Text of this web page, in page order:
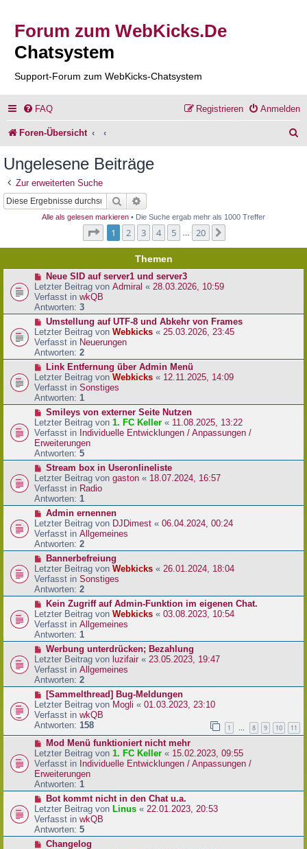
Forum zum WebKicks.De
Chatsystem
Support-Forum zum WebKicks-Chatsystem
FAQ Anmelden
Registrieren
Foren-Übersicht
Ungelesene Beiträge
Zur erweiterten Suche
Suche
Alle als gelesen markieren • Die Suche ergab mehr als 1000 Treffer
Seite von
1 2 3 4 5 20
Themen
N
e
u
e
r
B
e
i
t
a
g
Neue SID auf server1 und server3
Letzter Beitrag von Admiral « 28.03.2026, 10:59
Verfasst in wkQB
Antworten: 3
N
e
u
e
r
B
e
i
t
a
g
Umstellung auf UTF-8 und Abkehr von Frames
Letzter Beitrag von Webkicks « 25.03.2026, 23:45
Verfasst in Neuerungen
Antworten: 2
N
e
u
e
r
B
e
i
t
r
a
g
Link Entfernung über Admin Menü
Letzter Beitrag von Webkicks « 12.11.2025, 14:09
Verfasst in Sonstiges
Antworten: 1
N
e
u
e
r
B
e
i
t
r
a
g
Smileys von externer Seite Nutzen
Letzter Beitrag von 1. FC Keller « 11.08.2025, 13:22
Verfasst in Individuelle Entwicklungen / Anpassungen /
Erweiterungen
Antworten: 5
N
e
u
e
r
B
e
i
t
a
g
Stream box in Useronlineliste
Letzter Beitrag von gaston « 18.07.2024, 16:57
Verfasst in Radio
Antworten: 1
N
e
u
e
r
B
e
i
t
a
g
Admin ernennen
Letzter Beitrag von DJDimest « 06.04.2024, 00:24
Verfasst in Allgemeines
Antworten: 2
N
e
u
e
r
B
e
i
t
a
g
Bannerbefreiung
Letzter Beitrag von Webkicks « 26.01.2024, 18:04
Verfasst in Sonstiges
Antworten: 2
N
e
u
e
r
B
e
i
t
a
g
Kein Zugriff auf Admin-Funktion im eigenen Chat.
Letzter Beitrag von Webkicks « 03.08.2023, 10:54
Verfasst in Allgemeines
Antworten: 1
N
e
u
e
r
B
e
i
t
a
g
Werbung unterdrücken; Bezahlung
Letzter Beitrag von luzifair « 23.05.2023, 19:47
Verfasst in Allgemeines
Antworten: 2
N
e
u
e
r
B
e
i
t
r
a
g
[Sammelthread] Bug-Meldungen
Letzter Beitrag von Mogli « 01.03.2023, 23:10
Verfasst in wkQB
Antworten: 158 1 … 8 9 10 11
N
e
u
e
r
B
e
i
t
r
a
Mod Menü funktioniert nicht mehr
Letzter Beitrag von 1. FC Keller « 15.02.2023, 09:55
Verfasst in Individuelle Entwicklungen / Anpassungen /
Erweiterungen
Antworten: 1
N
e
u
e
r
Bot kommt nicht in den Chat u.a.
Letzter Beitrag von Linus « 22.01.2023, 20:53
Verfasst in wkQB
Antworten: 5
NChangelog